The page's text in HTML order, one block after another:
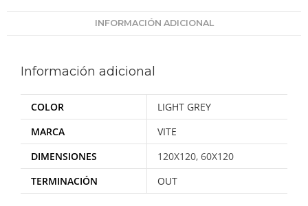
INFORMACIÓN ADICIONAL
Información adicional
COLOR
LIGHT GREY
MARCA
VITE
DIMENSIONES
120X120, 60X120
TERMINACIÓN
OUT